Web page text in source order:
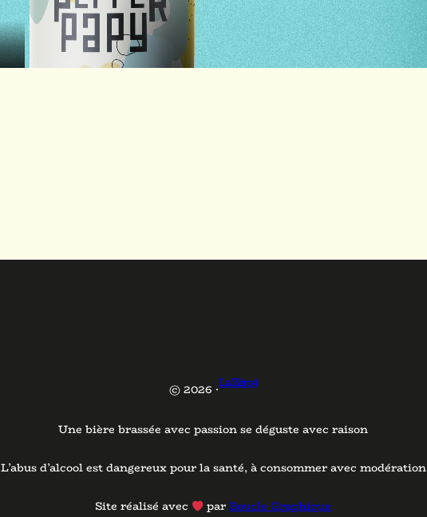
© 2026 ·La Zéro4
Une bière brassée avec passion se déguste avec raison
L’abus d’alcool est dangereux pour la santé, à consommer avec modération
Site réalisé avec parBoucle Graphique